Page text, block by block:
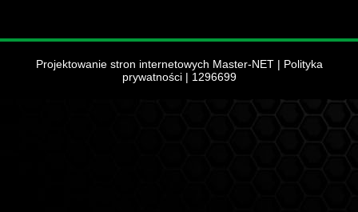
Projektowanie stron internetowych Master-NET| Polityka
prywatności| 1296699